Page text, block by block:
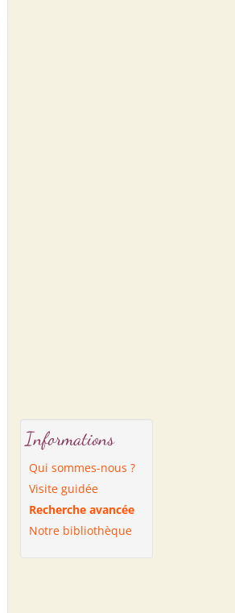
Informations
Qui sommes-nous ?
Visite guidée
Recherche avancée
Notre bibliothèque